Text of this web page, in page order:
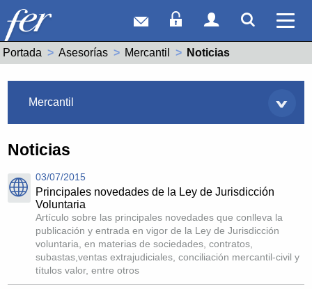
Correo webAcceso Socios
Acceso
Portada Asesorías Mercantil Actual:
Noticias
Mercantil
Noticias
03/07/2015
Principales novedades de la Ley de Jurisdicción
Voluntaria
Artículo sobre las principales novedades que conlleva la
publicación y entrada en vigor de la Ley de Jurisdicción
voluntaria, en materias de sociedades, contratos,
subastas,ventas extrajudiciales, conciliación mercantil-civil y
títulos valor, entre otros